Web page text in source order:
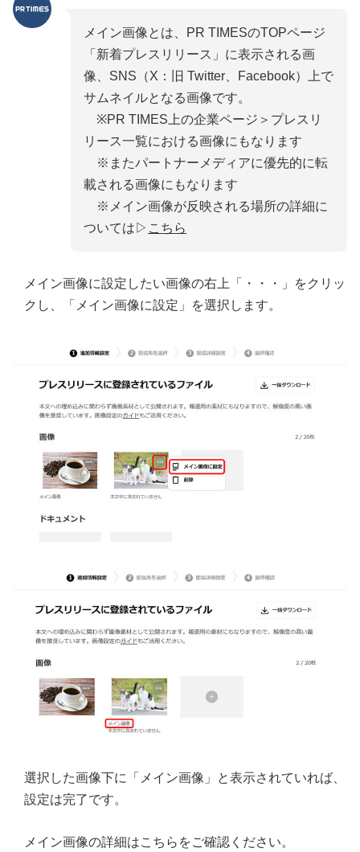
メイン画像とは、PR TIMESのTOPページ
「新着プレスリリース」に表示される画
像、SNS（X：旧 Twitter、Facebook）上で
サムネイルとなる画像です。
※PR TIMES上の企業ページ＞プレスリ
リース一覧における画像にもなります
※またパートナーメディアに優先的に転
載される画像にもなります
※メイン画像が反映される場所の詳細に
ついては▷ こちら
メイン画像に設定したい画像の右上「・・・」をクリッ
クし、「メイン画像に設定」を選択します。
選択した画像下に「メイン画像」と表示されていれば、
設定は完了です。
メイン画像の詳細はこちらをご確認ください。